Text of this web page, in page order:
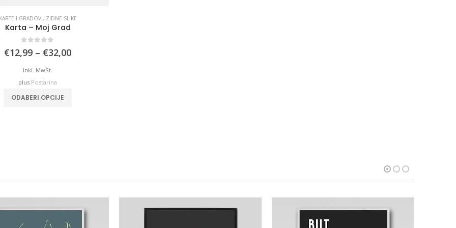
KARTE I GRADOVI, ZIDNE SLIKE
Karta – Moj Grad
€12,99 – €32,00Price
Inkl. MwSt.
plus Postarina
ODABERI OPCIJE